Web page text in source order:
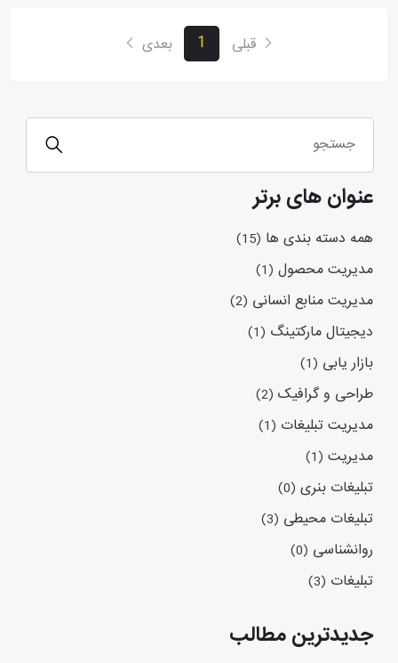
قبلی 1 بعدی
عنوان های برتر
همه دسته بندی ها (15)
مدیریت محصول (1)
مدیریت منابع انسانی (2)
دیجیتال مارکتینگ (1)
بازار یابی (1)
طراحی و گرافیک (2)
مدیریت تبلیغات (1)
مدیریت (1)
تبلیغات بنری (0)
تبلیغات محیطی (3)
روانشناسی (0)
تبلیغات (3)
جدیدترین مطالب